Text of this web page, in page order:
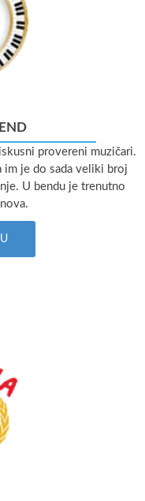
provereni muzičari.
je do sada veliki broj
U bendu je trenutno